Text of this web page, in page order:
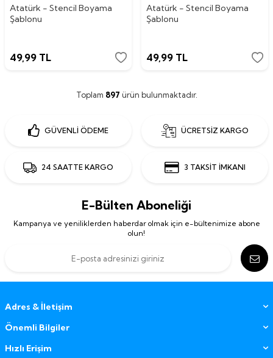
Atatürk - Stencil Boyama
Şablonu
49,99 TL
Atatürk - Stencil Boyama
Şablonu
49,99 TL
Toplam 897 ürün bulunmaktadır.
GÜVENLİ ÖDEME ÜCRETSİZ KARGO
24 SAATTE KARGO 3 TAKSİT İMKANI
E-Bülten Aboneliği
Kampanya ve yeniliklerden haberdar olmak için e-bültenimize abone
olun!
Adres & İletişim
Önemli Bilgiler
Hızlı Erişim